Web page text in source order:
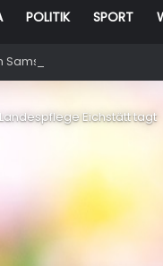
POLITIK SPORT
Samstag: 6. Eichstätter
Eichstätt tagt